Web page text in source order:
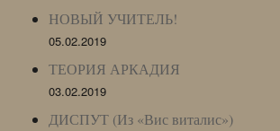
НОВЫЙ УЧИТЕЛЬ!
05.02.2019
ТЕОРИЯ АРКАДИЯ
03.02.2019
ДИСПУТ (Из «Вис виталис»)